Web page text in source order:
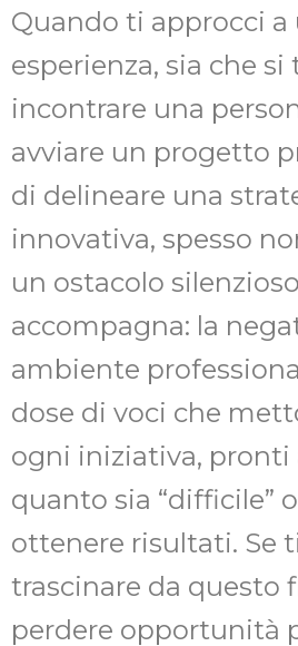
Quando ti approcci a
esperienza, sia che
incontrare una
avviare un progetto
di delineare una
innovativa, spesso
un ostacolo
accompagna: la
ambiente
dose di voci che
ogni iniziativa, pronti
quanto sia “difficile”
ottenere risultati. Se
trascinare da questo
perdere opportunità